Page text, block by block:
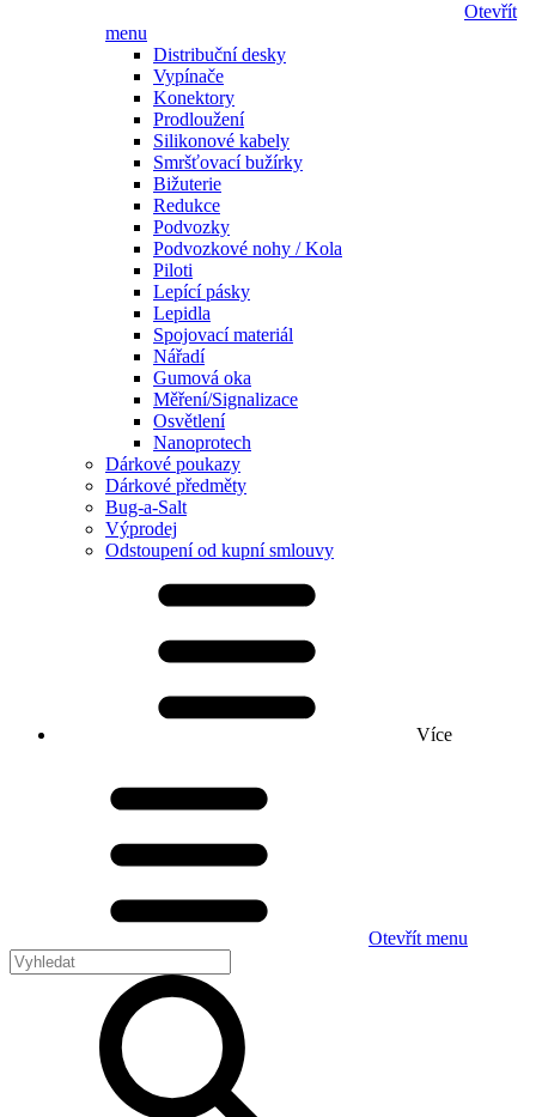
Otevřít
menu
Distribuční desky
Vypínače
Konektory
Prodloužení
Silikonové kabely
Smršťovací bužírky
Bižuterie
Redukce
Podvozky
Podvozkové nohy / Kola
Piloti
Lepící pásky
Lepidla
Spojovací materiál
Nářadí
Gumová oka
Měření/Signalizace
Osvětlení
Nanoprotech
Dárkové poukazy
Dárkové předměty
Bug-a-Salt
Výprodej
Odstoupení od kupní smlouvy
Více
Otevřít menu